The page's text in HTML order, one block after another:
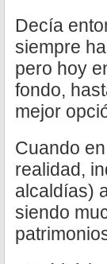
Decía
siempre
pero hoy
fondo,
mejor
Cuando
realidad,
alcaldías)
siendo